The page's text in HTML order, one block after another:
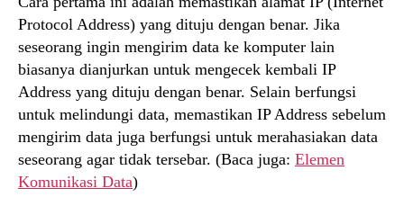
Protocol Address) yang dituju dengan benar. Jika
seseorang ingin mengirim data ke komputer lain
biasanya dianjurkan untuk mengecek kembali IP
Address yang dituju dengan benar. Selain berfungsi
untuk melindungi data, memastikan IP Address sebelum
mengirim data juga berfungsi untuk merahasiakan data
seseorang agar tidak tersebar. (Baca juga: Elemen
Komunikasi Data)